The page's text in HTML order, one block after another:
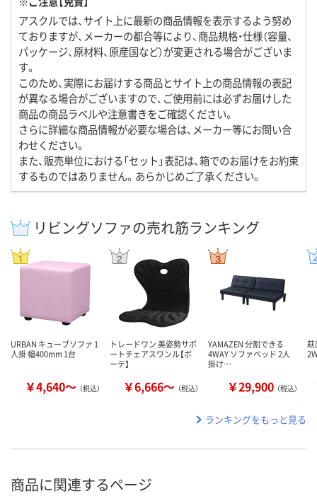
アスクルでは、サイト上に最新の商品情報を表示するよう努め
ておりますが、メーカーの都合等により、商品規格・仕様（容量、
パッケージ、原材料、原産国など）が変更される場合がございま
す。
このため、実際にお届けする商品とサイト上の商品情報の表記
が異なる場合がございますので、ご使用前には必ずお届けした
商品の商品ラベルや注意書きをご確認ください。
さらに詳細な商品情報が必要な場合は、メーカー等にお問い合
わせください。
また、販売単位における「セット」表記は、箱でのお届けをお約束
するものではありません。あらかじめご了承ください。
リビングソファの売れ筋ランキング
URBAN キューブソファ 1
人掛 幅400mm 1台
￥4,640～ （税込）
トレードワン 美姿勢サポ
ートチェアスワンル【ボ
ーテ】
￥6,666～ （税込）
YAMAZEN 分割できる
4WAY ソファベッド 2人
掛け…
￥29,900 （税込）
萩
ランキングをもっと見る
商品に関連するページ